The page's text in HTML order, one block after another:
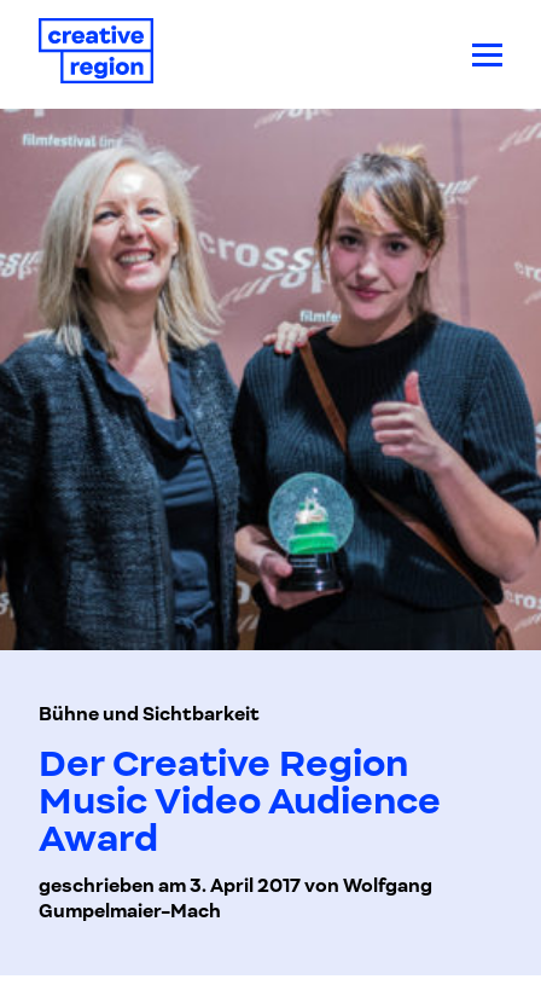
Bühne und Sichtbarkeit
Der Creative Region
Music Video Audience
Award
geschrieben am 3. April 2017 von Wolfgang
Gumpelmaier-Mach